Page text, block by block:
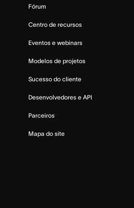
Fórum
Centro de recursos
Eventos e webinars
Modelos de projetos
Sucesso do cliente
Desenvolvedores e API
Parceiros
Mapa do site